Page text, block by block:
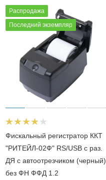
Распродажа
Последний экземпляр
Фискальный регистратор ККТ
"РИТЕЙЛ-02Ф" RS/USB с раз.
ДЯ с автоотрезчиком (черный)
без ФН ФФД 1.2